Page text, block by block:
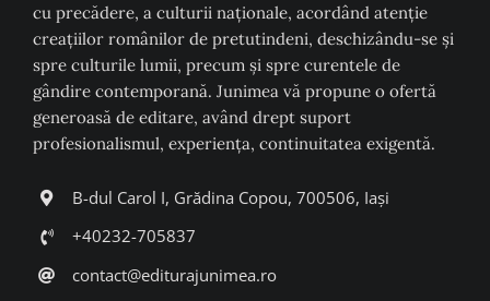
cu precădere, a culturii naţionale, acordând atenţie
creaţiilor românilor de pretutindeni, deschizându-se şi
spre culturile lumii, precum şi spre curentele de
gândire contemporană. Junimea vă propune o ofertă
generoasă de editare, având drept suport
profesionalismul, experiența, continuitatea exigentă.
B-dul Carol I, Grădina Copou, 700506, Iași
+40232-705837
contact@editurajunimea.ro